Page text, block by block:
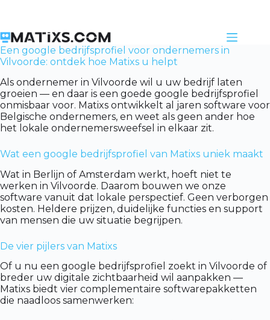
Een google bedrijfsprofiel voor ondernemers in
Vilvoorde: ontdek hoe Matixs u helpt
Als ondernemer in Vilvoorde wil u uw bedrijf laten
groeien — en daar is een goede google bedrijfsprofiel
onmisbaar voor. Matixs ontwikkelt al jaren software voor
Belgische ondernemers, en weet als geen ander hoe
het lokale ondernemersweefsel in elkaar zit.
Wat een google bedrijfsprofiel van Matixs uniek maakt
Wat in Berlijn of Amsterdam werkt, hoeft niet te
werken in Vilvoorde. Daarom bouwen we onze
software vanuit dat lokale perspectief. Geen verborgen
kosten. Heldere prijzen, duidelijke functies en support
van mensen die uw situatie begrijpen.
De vier pijlers van Matixs
Of u nu een google bedrijfsprofiel zoekt in Vilvoorde of
breder uw digitale zichtbaarheid wil aanpakken —
Matixs biedt vier complementaire softwarepakketten
die naadloos samenwerken: